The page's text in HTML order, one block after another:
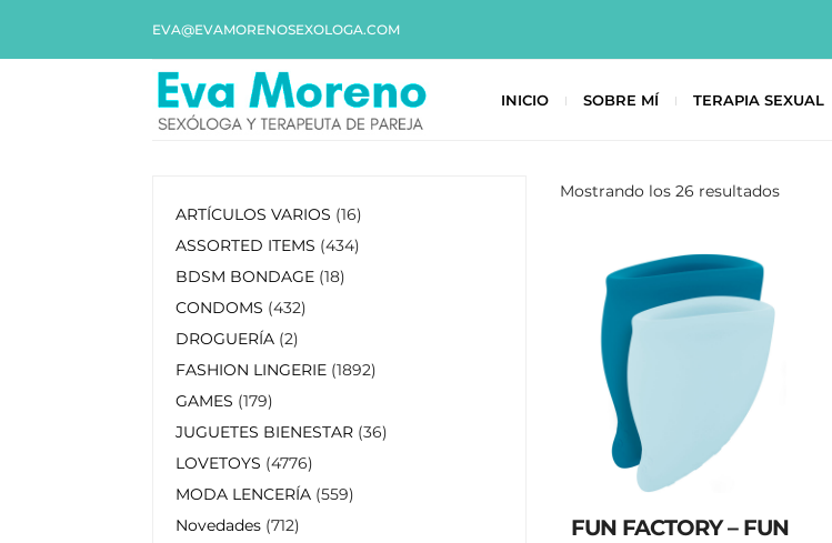
EVA@EVAMORENOSEXOLOGA.COM
INICIO SOBRE MÍ TERAPIA SEXUAL
Mostrando los 26 resultados
FUN FACTORY – FUN
ARTÍCULOS VARIOS 16
ASSORTED ITEMS 434
BDSM BONDAGE 18
CONDOMS 432
DROGUERÍA 2
FASHION LINGERIE 1892
GAMES 179
JUGUETES BIENESTAR 36
LOVETOYS 4776
MODA LENCERÍA 559
Novedades 712